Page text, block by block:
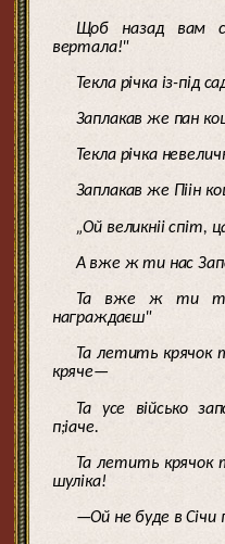
Щоб назад вам
вертала!"
Текла річка із-під
Заплакав же пан
Текла річка
Заплакав же Піін
„Ой великніі спіт,
А вже ж ти нас
Та вже ж ти
награждаєш"
Та летить крячок
кряче—
Та усе військо
п;іаче.
Та летить крячок
шуліка!
—Ой не буде в Січи